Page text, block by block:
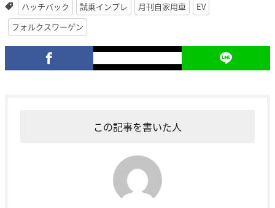
ハッチバック
試乗インプレ 月刊自家用車
EV
フォルクスワーゲン
この記事を書いた人